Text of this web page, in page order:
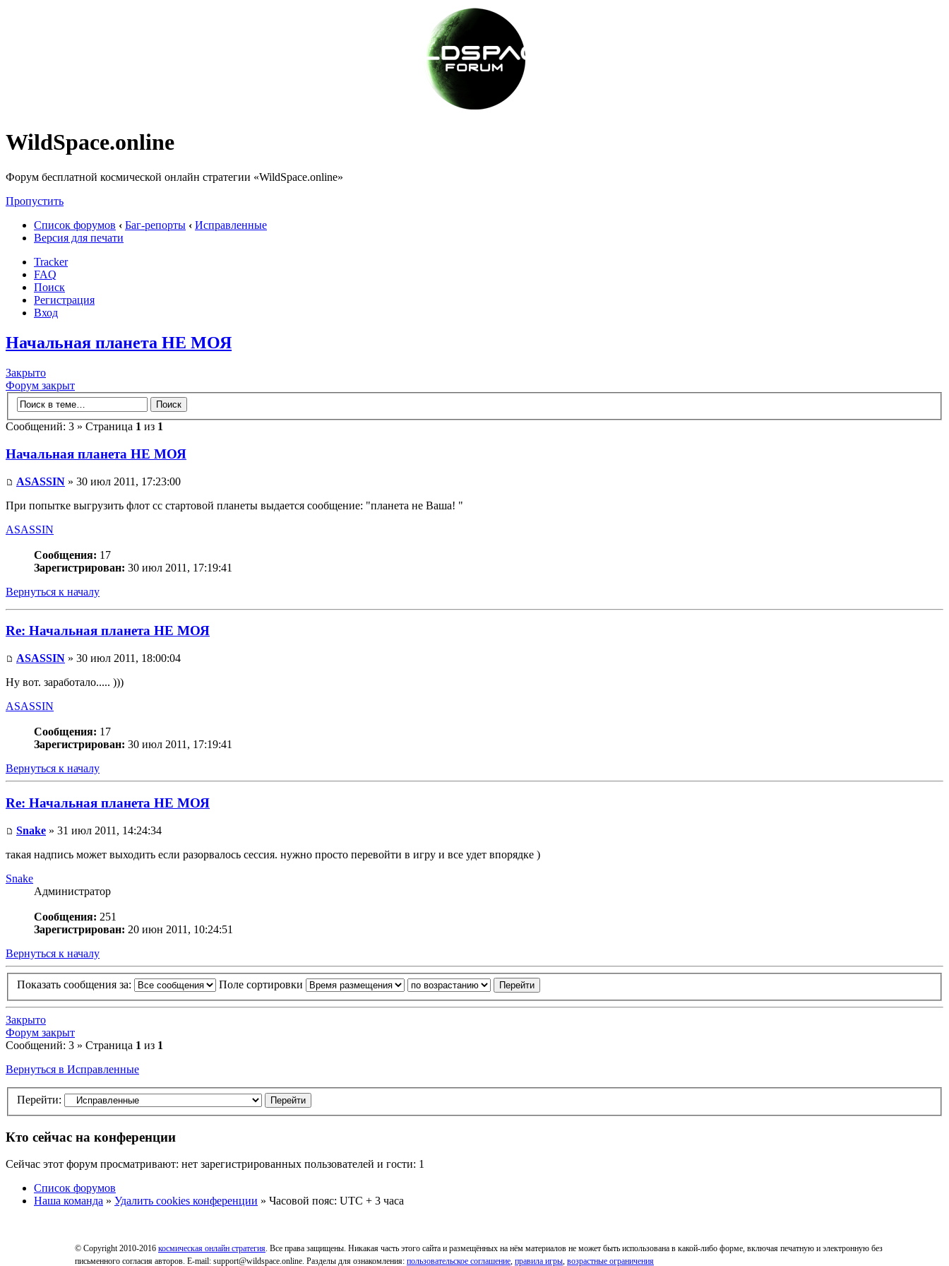
WildSpace.online
Форум бесплатной космической онлайн стратегии «WildSpace.online»
Пропустить
Список форумов ‹ Баг-репорты ‹ Исправленные
Версия для печати
Tracker
FAQ
Поиск
Регистрация
Вход
Начальная планета НЕ МОЯ
Закрыто
Форум закрыт
Сообщений: 3 » Страница 1 из 1
Начальная планета НЕ МОЯ
ASASSIN » 30 июл 2011, 17:23:00
При попытке выгрузить флот сс стартовой планеты выдается сообщение: "планета не Ваша! "
ASASSIN
Сообщения: 17
Зарегистрирован: 30 июл 2011, 17:19:41
Вернуться к началу
Re: Начальная планета НЕ МОЯ
ASASSIN » 30 июл 2011, 18:00:04
Ну вот. заработало..... )))
ASASSIN
Сообщения: 17
Зарегистрирован: 30 июл 2011, 17:19:41
Вернуться к началу
Re: Начальная планета НЕ МОЯ
Snake » 31 июл 2011, 14:24:34
такая надпись может выходить если разорвалось сессия. нужно просто перевойти в игру и все удет впорядке )
Snake
Администратор
Сообщения: 251
Зарегистрирован: 20 июн 2011, 10:24:51
Вернуться к началу
Показать сообщения за: Поле сортировки
Закрыто
Форум закрыт
Сообщений: 3 » Страница 1 из 1
Вернуться в Исправленные
Перейти:
Кто сейчас на конференции
Сейчас этот форум просматривают: нет зарегистрированных пользователей и гости: 1
Список форумов
Наша команда » Удалить cookies конференции » Часовой пояс: UTC + 3 часа
© Copyright 2010-2016 космическая онлайн стратегия. Все права защищены. Никакая часть этого сайта и размещённых на нём материалов не может быть использована в какой-либо форме, включая печатную и электронную без
письменного согласия авторов. E-mail: support@wildspace.online. Разделы для ознакомления: пользовательское соглашение, правила игры, возрастные ограничения